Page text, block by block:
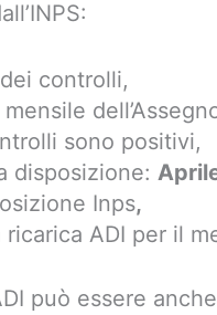
controlli,
sono positivi,
disposizione:
Inps,
ricarica ADI per il
può essere